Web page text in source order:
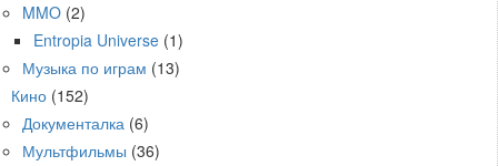
MMO (2)
Entropia Universe (1)
Музыка по играм (13)
Кино (152)
Документалка (6)
Мультфильмы (36)